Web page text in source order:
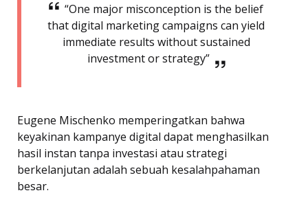
“One major misconception is the belief
that digital marketing campaigns can yield
immediate results without sustained
investment or strategy”
Eugene Mischenko memperingatkan bahwa
keyakinan kampanye digital dapat menghasilkan
hasil instan tanpa investasi atau strategi
berkelanjutan adalah sebuah kesalahpahaman
besar.